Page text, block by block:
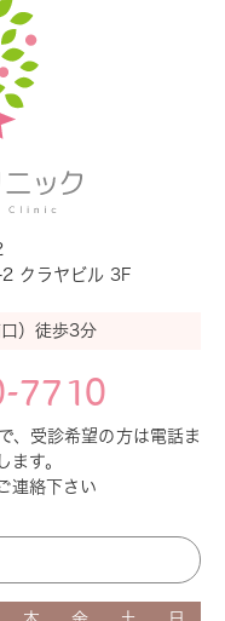
券は御使用でき
話のみでの受付
来ません）。
話にてお問合せ
学会の総会が開
了承くださいます
クラヤビル 3F
）徒歩3分
7710
、受診希望の方は電話ま
ます。
連絡下さい